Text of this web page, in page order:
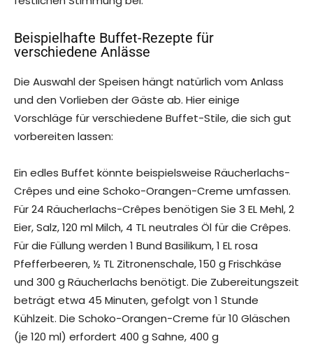
Beispielhafte Buffet-Rezepte für
verschiedene Anlässe
Die Auswahl der Speisen hängt natürlich vom Anlass
und den Vorlieben der Gäste ab. Hier einige
Vorschläge für verschiedene Buffet-Stile, die sich gut
vorbereiten lassen:
Ein edles Buffet könnte beispielsweise Räucherlachs-
Crêpes und eine Schoko-Orangen-Creme umfassen.
Für 24 Räucherlachs-Crêpes benötigen Sie 3 EL Mehl, 2
Eier, Salz, 120 ml Milch, 4 TL neutrales Öl für die Crêpes.
Für die Füllung werden 1 Bund Basilikum, 1 EL rosa
Pfefferbeeren, ½ TL Zitronenschale, 150 g Frischkäse
und 300 g Räucherlachs benötigt. Die Zubereitungszeit
beträgt etwa 45 Minuten, gefolgt von 1 Stunde
Kühlzeit. Die Schoko-Orangen-Creme für 10 Gläschen
(je 120 ml) erfordert 400 g Sahne, 400 g